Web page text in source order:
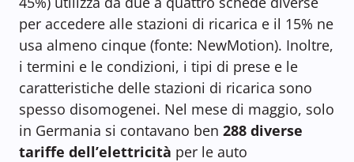
per accedere alle stazioni di ricarica e il 15% ne
usa almeno cinque (fonte: NewMotion). Inoltre,
i termini e le condizioni, i tipi di prese e le
caratteristiche delle stazioni di ricarica sono
spesso disomogenei. Nel mese di maggio, solo
in Germania si contavano ben 288 diverse
tariffe dell’elettricità per le auto